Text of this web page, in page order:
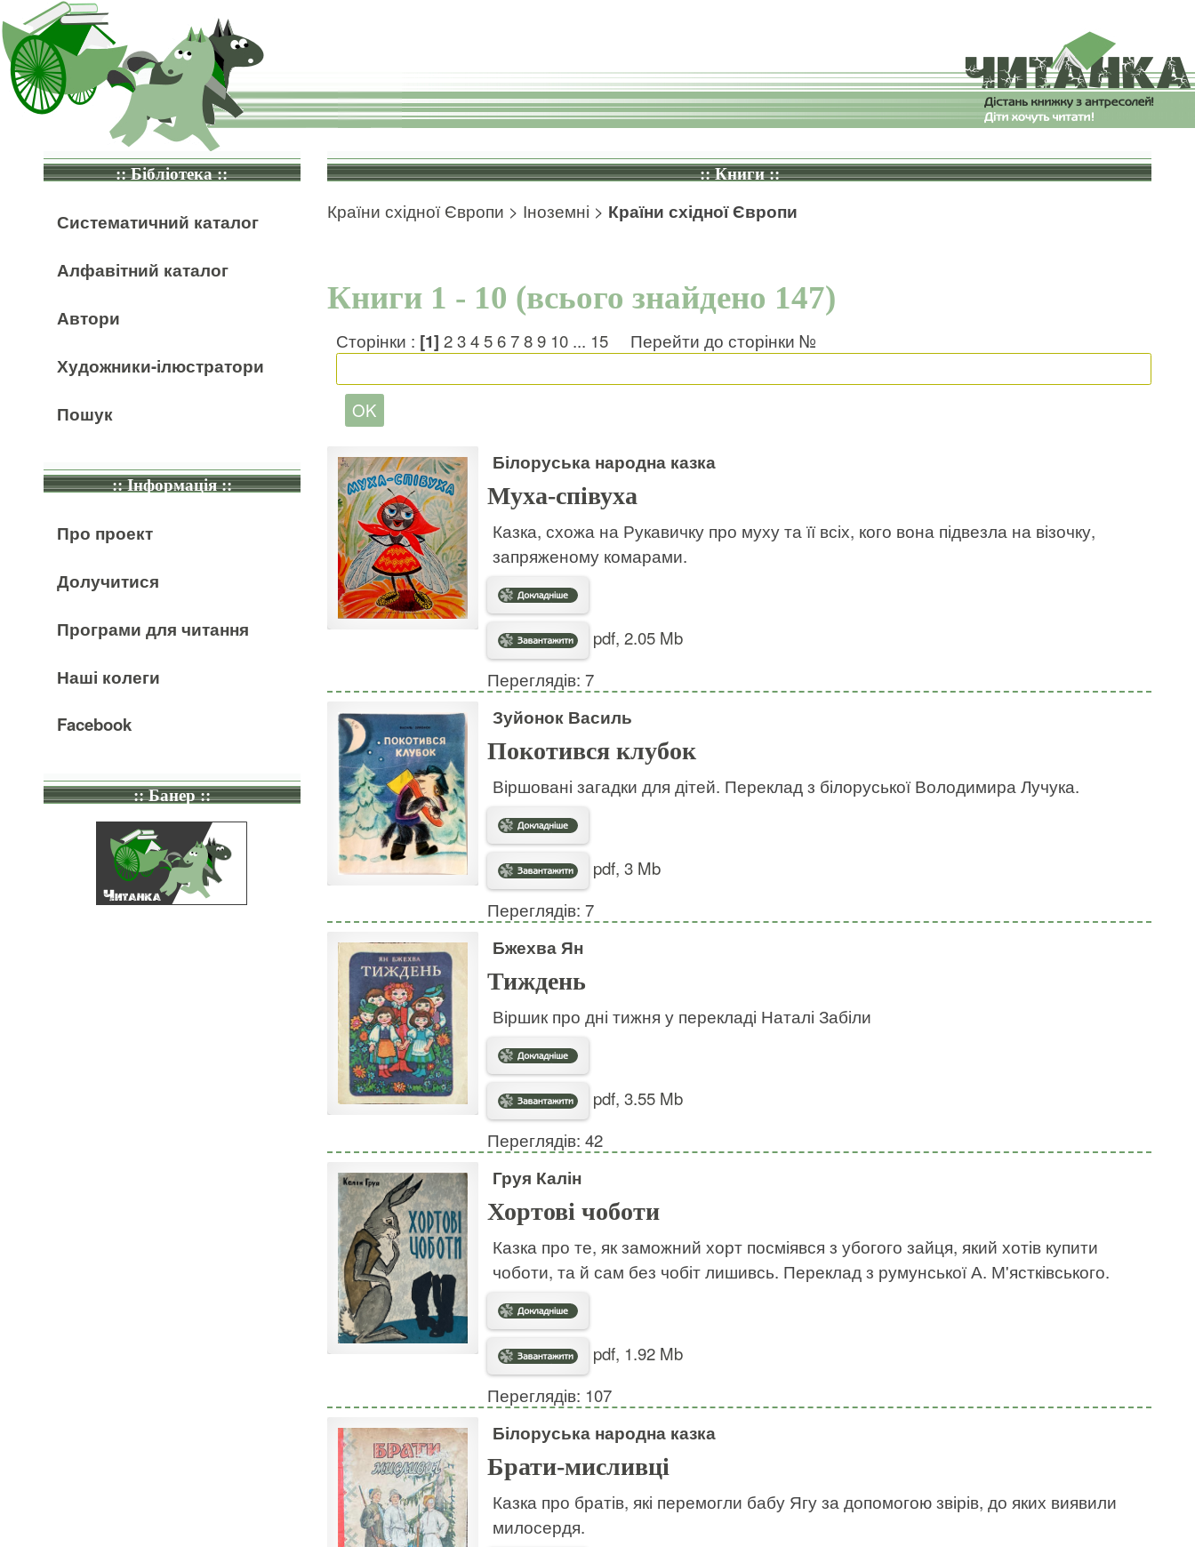
:: Бібліотека ::
Систематичний каталог
Алфавітний каталог
Автори
Художники-ілюстратори
Пошук
:: Інформація ::
Про проект
Долучитися
Програми для читання
Наші колеги
Facebook
:: Банер ::
:: Книги ::
Країни східної Європи > Іноземні > Країни східної Європи
Книги 1 - 10 (всього знайдено 147)
Сторінки : [1] 2 3 4 5 6 7 8 9 10... 15 Перейти до сторінки №
Білоруська народна казка
Муха-співуха
Казка, схожа на Рукавичку про муху та її всіх, кого вона підвезла на візочку,
запряженому комарами.
pdf, 2.05 Mb
Переглядів: 7
Зуйонок Василь
Покотився клубок
Віршовані загадки для дітей. Переклад з білоруської Володимира Лучука.
pdf, 3 Mb
Переглядів: 7
Бжехва Ян
Тиждень
Віршик про дні тижня у перекладі Наталі Забіли
pdf, 3.55 Mb
Переглядів: 42
Груя Калін
Хортові чоботи
Казка про те, як заможний хорт посміявся з убогого зайця, який хотів купити
чоботи, та й сам без чобіт лишивсь. Переклад з румунської А. М'ястківського.
pdf, 1.92 Mb
Переглядів: 107
Білоруська народна казка
Брати-мисливці
Казка про братів, які перемогли бабу Ягу за допомогою звірів, до яких виявили
милосердя.